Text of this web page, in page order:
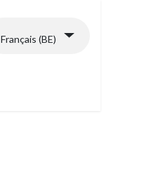
Français (BE)